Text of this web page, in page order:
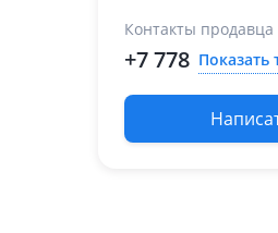
Контакты продавца
+7 778